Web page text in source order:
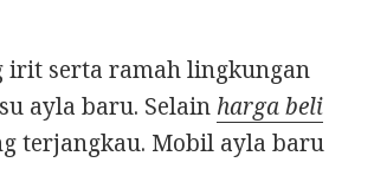
irit serta ramah lingkungan
ayla baru. Selain harga beli
terjangkau. Mobil ayla baru